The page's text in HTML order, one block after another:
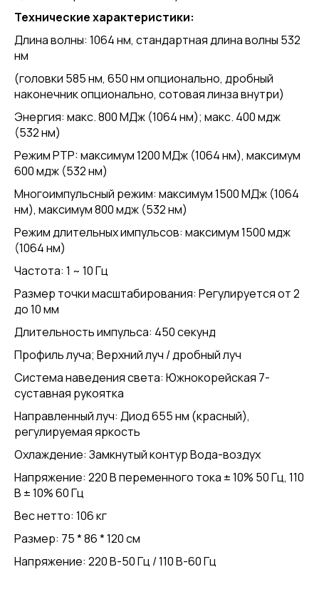
Технические характеристики:
Длина волны: 1064 нм, стандартная длина волны 532
нм
(головки 585 нм, 650 нм опционально, дробный
наконечник опционально, сотовая линза внутри)
Энергия: макс. 800 МДж (1064 нм); макс. 400 мдж
(532 нм)
Режим PTP: максимум 1200 МДж (1064 нм), максимум
600 мдж (532 нм)
Многоимпульсный режим: максимум 1500 МДж (1064
нм), максимум 800 мдж (532 нм)
Режим длительных импульсов: максимум 1500 мдж
(1064 нм)
Частота: 1 ~ 10 Гц
Размер точки масштабирования: Регулируется от 2
до 10 мм
Длительность импульса: 450 секунд
Профиль луча; Верхний луч / дробный луч
Система наведения света: Южнокорейская 7-
суставная рукоятка
Направленный луч: Диод 655 нм (красный),
регулируемая яркость
Охлаждение: Замкнутый контур Вода-воздух
Напряжение: 220 В переменного тока ± 10% 50 Гц, 110
В ± 10% 60 Гц
Вес нетто: 106 кг
Размер: 75 * 86 * 120 см
Напряжение: 220 В-50 Гц / 110 В-60 Гц